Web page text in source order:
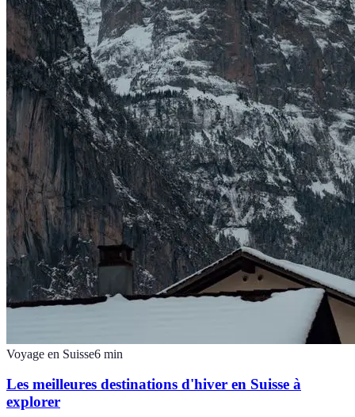
Voyage en Suisse6 min
Les meilleures destinations d'hiver en Suisse à
explorer